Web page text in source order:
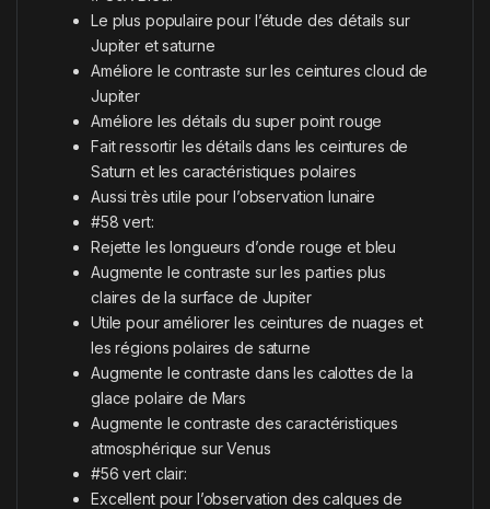
Le plus populaire pour l’étude des détails sur
Jupiter et saturne
Améliore le contraste sur les ceintures cloud de
Jupiter
Améliore les détails du super point rouge
Fait ressortir les détails dans les ceintures de
Saturn et les caractéristiques polaires
Aussi très utile pour l’observation lunaire
#58 vert:
Rejette les longueurs d’onde rouge et bleu
Augmente le contraste sur les parties plus
claires de la surface de Jupiter
Utile pour améliorer les ceintures de nuages et
les régions polaires de saturne
Augmente le contraste dans les calottes de la
glace polaire de Mars
Augmente le contraste des caractéristiques
atmosphérique sur Venus
#56 vert clair:
Excellent pour l’observation des calques de